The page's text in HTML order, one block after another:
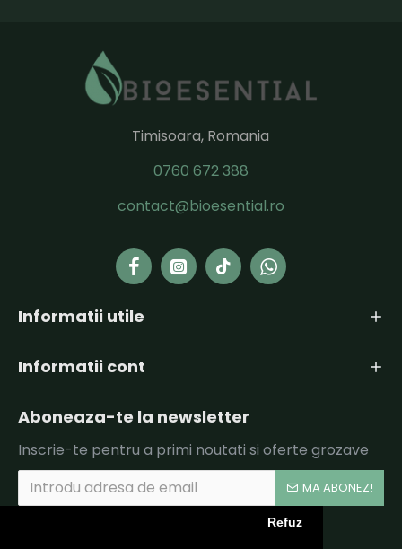
Refuz
Timisoara, Romania
0760 672 388
contact@bioesential.ro
Informatii utile
Informatii cont
Aboneaza-te la newsletter
Inscrie-te pentru a primi noutati si oferte grozave
MA ABONEZ!